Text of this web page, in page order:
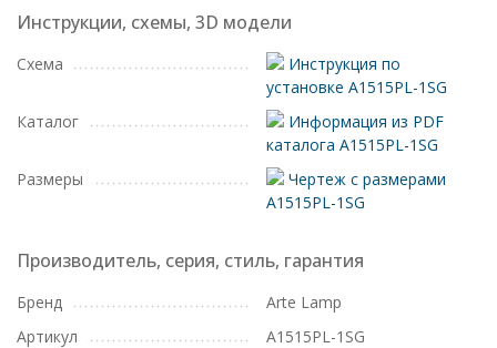
Инструкции, схемы, 3D модели
Схема
Инструкция по
установке A1515PL-1SG
Каталог
Информация из PDF
каталога A1515PL-1SG
Размеры
Чертеж с размерами
A1515PL-1SG
Производитель, серия, стиль, гарантия
Бренд
Arte Lamp
Артикул
A1515PL-1SG